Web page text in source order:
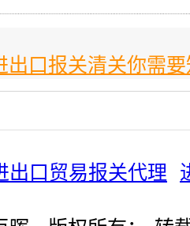
出口报关清关你需
出口贸易报关代理